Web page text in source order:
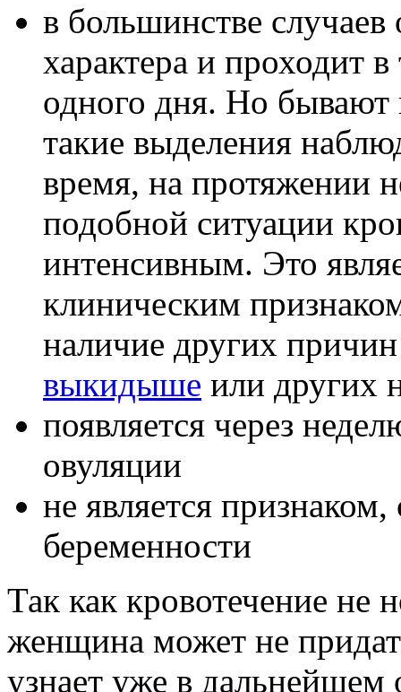
в большинстве
характера и проходит
одного дня. Но бывают
такие выделения
время, на протяжении
подобной ситуации
интенсивным. Это
клиническим
наличие других
выкидыше или других
появляется через
овуляции
не является
беременности
Так как кровотечение не
женщина может не
узнает уже в дальнейшем